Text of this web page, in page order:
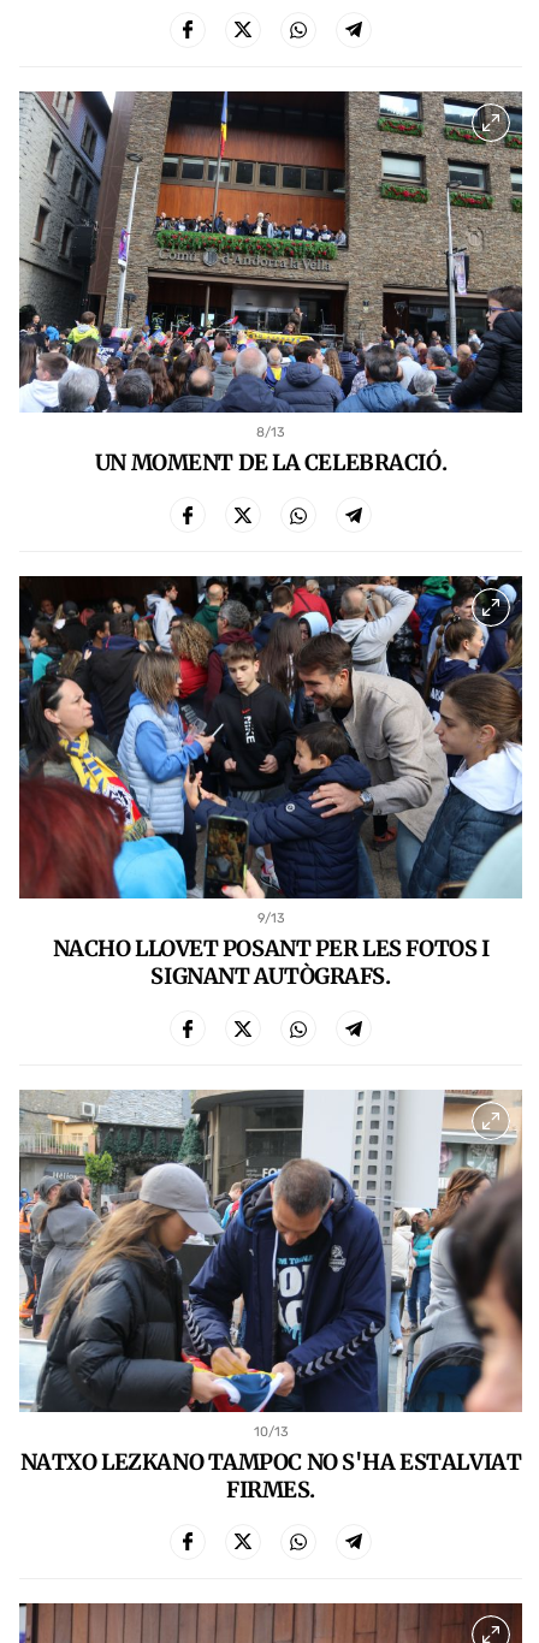
8/13
UN MOMENT DE LA CELEBRACIÓ.
9/13
NACHO LLOVET POSANT PER LES FOTOS I
SIGNANT AUTÒGRAFS.
10/13
NATXO LEZKANO TAMPOC NO S'HA ESTALVIAT
FIRMES.